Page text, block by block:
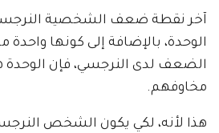
آخر نقطة ضعف الشخصية
الوحدة، بالإضافة إلى كونها
الضعف لدى النرجسي، فإن الوحدة
مخاوفهم.
هذا لأنه، لكي يكون الشخص